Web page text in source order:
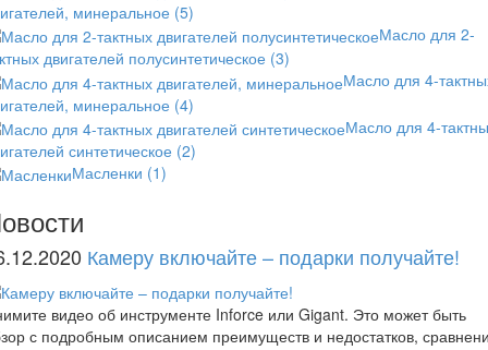
минеральное (5)
Масло для 2-
двигателей полусинтетическое (3)
Масло для 4-
минеральное (4)
Масло для 4-
синтетическое (2)
Масленки (1)
Камеру включайте – подарки получайте!
видео об инструменте Inforce или Gigant. Это может быть
с подробным описанием преимуществ и недостатков,